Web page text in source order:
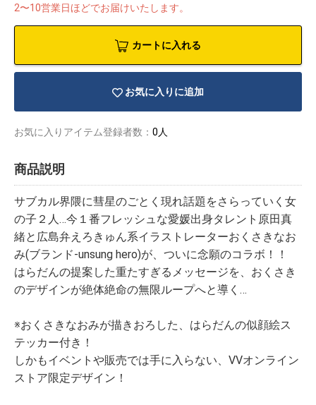
2〜10営業日ほどでお届けいたします。
カートに入れる
お気に入りに追加
お気に入りアイテム登録者数： 0人
商品説明
サブカル界隈に彗星のごとく現れ話題をさらっていく女
の子２人…今１番フレッシュな愛媛出身タレント原田真
緒と広島弁えろきゅん系イラストレーターおくさきなお
み(ブランド-unsung hero)が、ついに念願のコラボ！！
はらだんの提案した重たすぎるメッセージを、おくさき
のデザインが絶体絶命の無限ループへと導く…
※おくさきなおみが描きおろした、はらだんの似顔絵ス
テッカー付き！
しかもイベントや販売では手に入らない、VVオンライン
ストア限定デザイン！
ーター
ッズ